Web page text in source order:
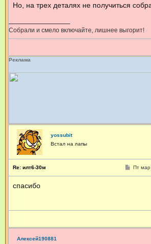
Но, на трех деталях не получиться
Собрали и смело включайте, лишнее выгорит!
Реклама
yossubit
Встал на лапы
Re: илт6-30м
С
и
Пт
спасибо
Алексей190881